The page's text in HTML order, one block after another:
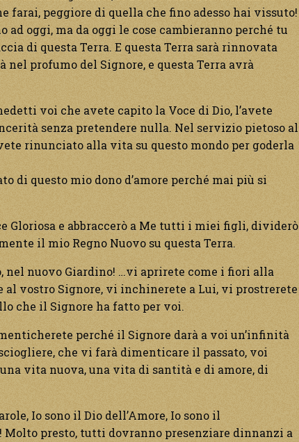
farai, peggiore di quella che fino adesso hai vissuto!
ad oggi, ma da oggi le cose cambieranno perché tu
di questa Terra. E questa Terra sarà rinnovata
nel profumo del Signore, e questa Terra avrà
voi che avete capito la Voce di Dio, l’avete
senza pretendere nulla. Nel servizio pietoso al
rinunciato alla vita su questo mondo per goderla
di questo mio dono d’amore perché mai più si
Gloriosa e abbraccerò a Me tutti i miei figli, dividerò
il mio Regno Nuovo su questa Terra.
nel nuovo Giardino! …vi aprirete come i fiori alla
al vostro Signore, vi inchinerete a Lui, vi prostrerete
che il Signore ha fatto per voi.
perché il Signore darà a voi un’infinità
che vi farà dimenticare il passato, voi
vita nuova, una vita di santità e di amore, di
Io sono il Dio dell’Amore, Io sono il
Molto presto, tutti dovranno presenziare dinnanzi a